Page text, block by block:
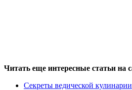
Читать еще интересные статьи на
Секреты ведической кулинарии